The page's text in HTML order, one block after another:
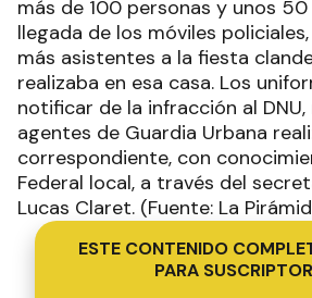
más de 100 personas y unos 50
llegada de los móviles
más asistentes a la fiesta
realizaba en esa casa. Los
notificar de la infracción al
agentes de Guardia Urbana
correspondiente, con
Federal local, a través del
Lucas Claret. (Fuente: La
ESTE CONTENIDO
PARA